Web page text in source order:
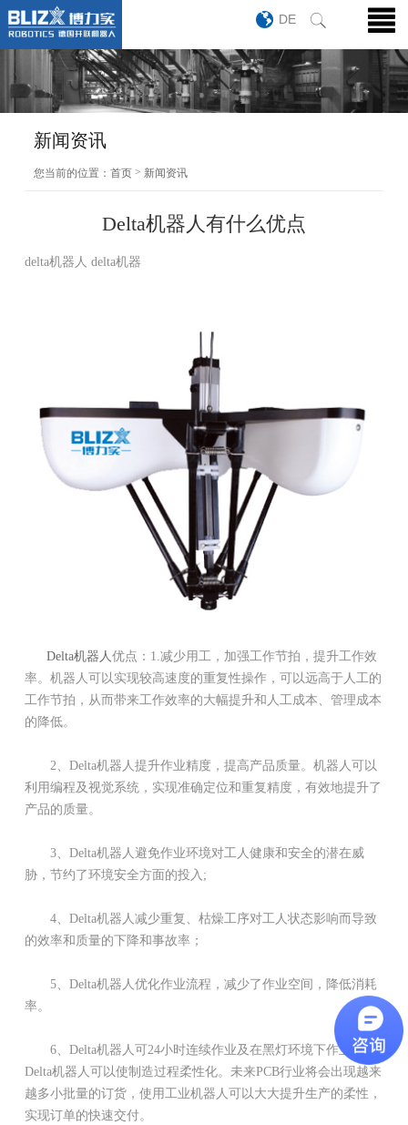
DE
新闻资讯
您当前的位置：首页 > 新闻资讯
Delta机器人有什么优点
delta机器人 delta机器
Delta机器人优点：1.减少用工，加强工作节拍，提升工作效
率。机器人可以实现较高速度的重复性操作，可以远高于人工的
工作节拍，从而带来工作效率的大幅提升和人工成本、管理成本
的降低。
2、Delta机器人提升作业精度，提高产品质量。机器人可以
利用编程及视觉系统，实现准确定位和重复精度，有效地提升了
产品的质量。
3、Delta机器人避免作业环境对工人健康和安全的潜在威
胁，节约了环境安全方面的投入;
4、Delta机器人减少重复、枯燥工序对工人状态影响而导致
的效率和质量的下降和事故率；
5、Delta机器人优化作业流程，减少了作业空间，降低消耗
率。
6、Delta机器人可24小时连续作业及在黑灯环境下作业，
Delta机器人可以使制造过程柔性化。未来PCB行业将会出现越来
越多小批量的订货，使用工业机器人可以大大提升生产的柔性，
实现订单的快速交付。